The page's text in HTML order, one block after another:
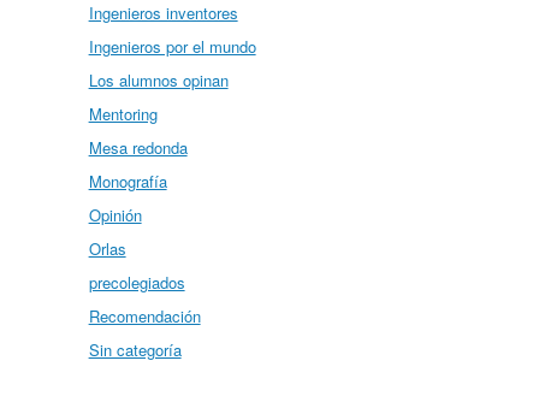
Ingenieros inventores
Ingenieros por el mundo
Los alumnos opinan
Mentoring
Mesa redonda
Monografía
Opinión
Orlas
precolegiados
Recomendación
Sin categoría